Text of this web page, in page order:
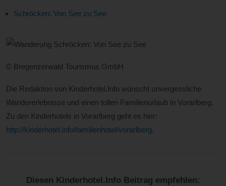
Schröcken: Von See zu See
© Bregenzerwald Tourismus GmbH
Die Redaktion von Kinderhotel.Info wünscht unvergessliche
Wandererlebnisse und einen tollen Familienurlaub in Vorarlberg.
Zu den Kinderhotels in Vorarlberg geht es hier:
http://kinderhotel.info/familienhotel/vorarlberg.
Diesen Kinderhotel.Info Beitrag empfehlen: